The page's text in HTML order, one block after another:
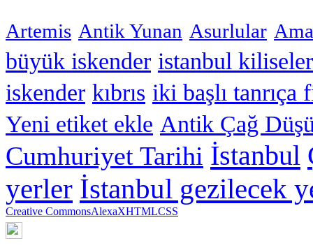
Artemis Antik Yunan Asurlular
büyük iskender istanbul
iskender kıbrıs iki başlı tanrıça
Yeni etiket ekle Antik Çağ
Cumhuriyet Tarihi İstanbul
yerler İstanbul gezilecek
Creative CommonsAlexaXHTMLCSS